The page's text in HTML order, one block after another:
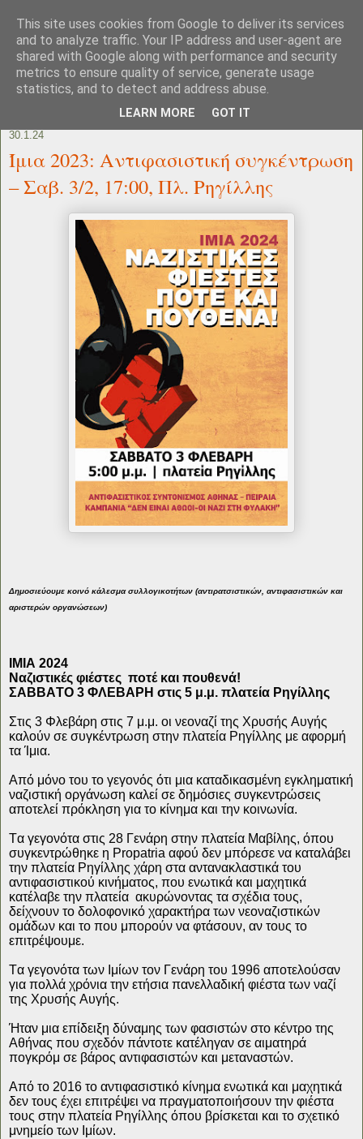
30.1.24
Ίμια 2023: Αντιφασιστική συγκέντρωση
– Σαβ. 3/2, 17:00, Πλ. Ρηγίλλης
Δημοσιεύουμε κοινό κάλεσμα συλλογικοτήτων (αντιρατσιστικών, αντιφασιστικών και
αριστερών οργανώσεων)
ΙΜΙΑ 2024
Ναζιστικές φιέστες ποτέ και πουθενά!
ΣΑΒΒΑΤΟ 3 ΦΛΕΒΑΡΗ στις 5 μ.μ. πλατεία Ρηγίλλης
Στις 3 Φλεβάρη στις 7 μ.μ. οι νεοναζί της Χρυσής Αυγής
καλούν σε συγκέντρωση στην πλατεία Ρηγίλλης με αφορμή
τα Ίμια.
Από μόνο του το γεγονός ότι μια καταδικασμένη εγκληματική
ναζιστική οργάνωση καλεί σε δημόσιες συγκεντρώσεις
αποτελεί πρόκληση για το κίνημα και την κοινωνία.
Τα γεγονότα στις 28 Γενάρη στην πλατεία Μαβίλης, όπου
συγκεντρώθηκε η Propatria αφού δεν μπόρεσε να καταλάβει
την πλατεία Ρηγίλλης χάρη στα αντανακλαστικά του
αντιφασιστικού κινήματος, που ενωτικά και μαχητικά
κατέλαβε την πλατεία ακυρώνοντας τα σχέδια τους,
δείχνουν το δολοφονικό χαρακτήρα των νεοναζιστικών
ομάδων και το που μπορούν να φτάσουν, αν τους το
επιτρέψουμε.
Τα γεγονότα των Ιμίων τον Γενάρη του 1996 αποτελούσαν
για πολλά χρόνια την ετήσια πανελλαδική φιέστα των ναζί
της Χρυσής Αυγής.
Ήταν μια επίδειξη δύναμης των φασιστών στο κέντρο της
Αθήνας που σχεδόν πάντοτε κατέληγαν σε αιματηρά
πογκρόμ σε βάρος αντιφασιστών και μεταναστών.
Από το 2016 το αντιφασιστικό κίνημα ενωτικά και μαχητικά
δεν τους έχει επιτρέψει να πραγματοποιήσουν την φιέστα
τους στην πλατεία Ρηγίλλης όπου βρίσκεται και το σχετικό
μνημείο των Ιμίων.
This site uses cookies from Google to deliver its services
and to analyze traffic. Your IP address and user-agent are
shared with Google along with performance and security
metrics to ensure quality of service, generate usage
statistics, and to detect and address abuse.
LEARN MORE GOT IT